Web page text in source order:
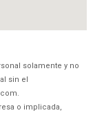
solamente y no
sin el
o implicada,